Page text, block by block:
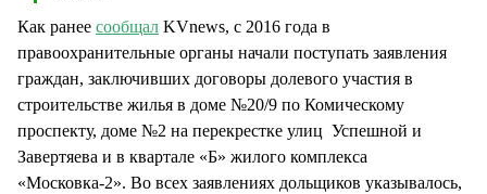
Как ранее сообщал KVnews, с 2016 года в
правоохранительные органы начали поступать заявления
граждан, заключивших договоры долевого участия в
строительстве жилья в доме №20/9 по Комическому
проспекту, доме №2 на перекрестке улиц Успешной и
Завертяева и в квартале «Б» жилого комплекса
«Московка-2». Во всех заявлениях дольщиков указывалось,